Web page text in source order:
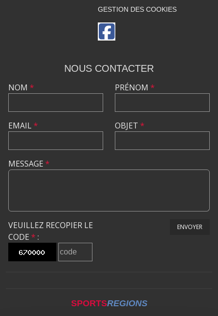
GESTION DES COOKIES
NOUS CONTACTER
NOM *
EMAIL*
PRÉNOM *
OBJET *
MESSAGE *
VEUILLEZ RECOPIER LE
CODE * :
ENVOYER
SPORTSREGIONS